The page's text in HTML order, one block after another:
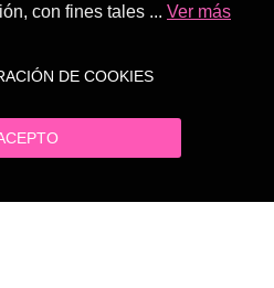
con fines tales ... Ver más
DE COOKIES